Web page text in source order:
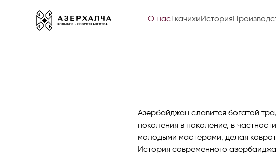
О насТкачихиИстория
Азербайджан славится богатой
поколения в поколение, в
молодыми мастерами, делая
История современного